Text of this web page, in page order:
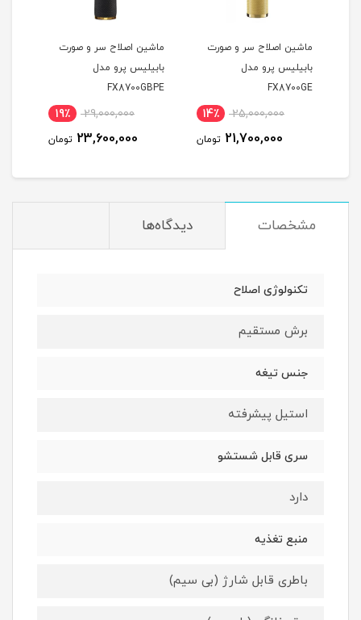
ماشین اصلاح سر و صورت
بابیلیس پرو مدل
FX8700GE
25,000,000 14٪
21,700,000 تومان
ماشین اصلاح سر و صورت
بابیلیس پرو مدل
FX8700GBPE
29,000,000 19٪
23,600,000 تومان
مشخصات دیدگاه‌ها
تکنولوژی اصلاح
برش مستقیم
جنس تیغه
استیل پیشرفته
سری قابل شستشو
دارد
منبع تغذیه
باطری قابل شارژ (بی سیم)